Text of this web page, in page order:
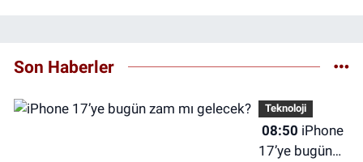
Son Haberler
Teknoloji
08:50
17’ye bugün